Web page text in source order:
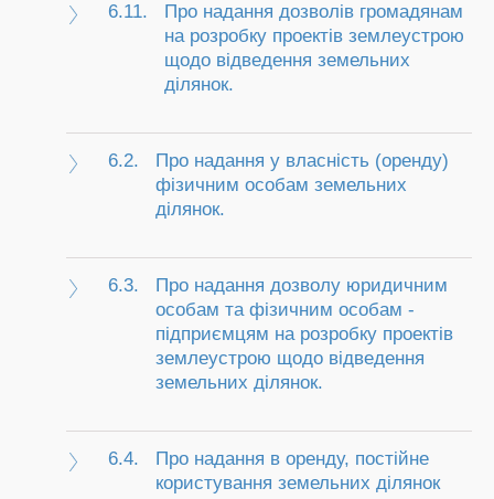
6.11.
Про надання дозволів громадянам
на розробку проектів землеустрою
щодо відведення земельних
ділянок.
6.2.
Про надання у власність (оренду)
фізичним особам земельних
ділянок.
6.3.
Про надання дозволу юридичним
особам та фізичним особам -
підприємцям на розробку проектів
землеустрою щодо відведення
земельних ділянок.
6.4.
Про надання в оренду, постійне
користування земельних ділянок